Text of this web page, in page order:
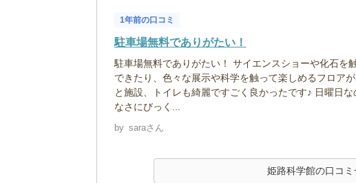
1年前の口コミ
駐車場無料でありがたい！
駐車場無料でありがたい！ サイエンスショーや化石を
できたり、色々な展示や科学を触って楽しめるフロア
と施設、トイレも綺麗ですごく良かったです♪ 日曜日な
なさにびっく...
by saraさん
姫路科学館の口コ